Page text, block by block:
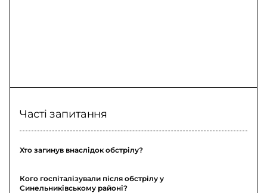
Часті запитання
Хто загинув внаслідок обстрілу?
Кого госпіталізували після обстрілу у
Синельниківському районі?